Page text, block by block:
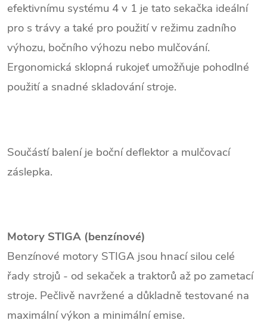
efektivnímu systému 4 v 1 je tato sekačka ideální
pro s trávy a také pro použití v režimu zadního
výhozu, bočního výhozu nebo mulčování.
Ergonomická sklopná rukojeť umožňuje pohodlné
použití a snadné skladování stroje.
Součástí balení je boční deflektor a mulčovací
záslepka.
Motory STIGA (benzínové)
Benzínové motory STIGA jsou hnací silou celé
řady strojů - od sekaček a traktorů až po zametací
stroje. Pečlivě navržené a důkladně testované na
maximální výkon a minimální emise.